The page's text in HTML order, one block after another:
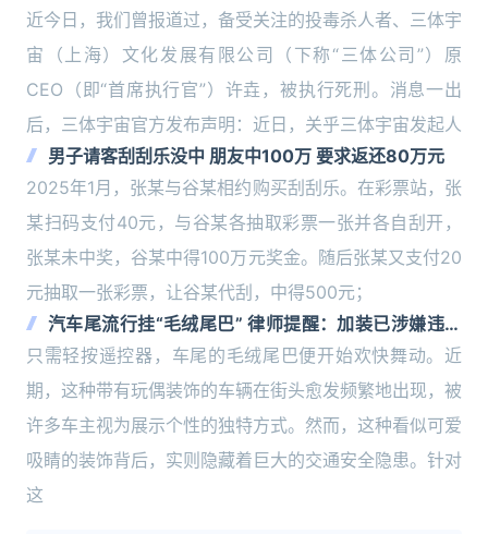
张
近今日，我们曾报道过，备受关注的投毒杀人者、三体宇
宙（上海）文化发展有限公司（下称“三体公司”）原
CEO（即“首席执行官”）许垚，被执行死刑。消息一出
后，三体宇宙官方发布声明：近日，关乎三体宇宙发起人
男子请客刮刮乐没中 朋友中100万 要求返还80万元
2025年1月，张某与谷某相约购买刮刮乐。在彩票站，张
某扫码支付40元，与谷某各抽取彩票一张并各自刮开，
张某未中奖，谷某中得100万元奖金。随后张某又支付20
元抽取一张彩票，让谷某代刮，中得500元；
汽车尾流行挂“毛绒尾巴” 律师提醒：加装已涉嫌违法
有安全风险
只需轻按遥控器，车尾的毛绒尾巴便开始欢快舞动。近
期，这种带有玩偶装饰的车辆在街头愈发频繁地出现，被
许多车主视为展示个性的独特方式。然而，这种看似可爱
吸睛的装饰背后，实则隐藏着巨大的交通安全隐患。针对
这